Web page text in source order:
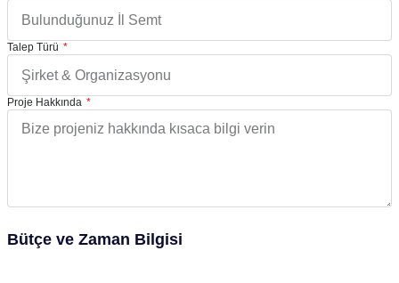
Talep Türü
Proje Hakkında
Bütçe ve Zaman Bilgisi